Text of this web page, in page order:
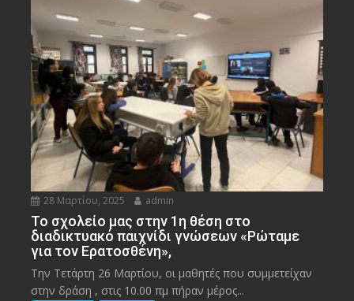
28 Μαρτίου, 2025 admin
To σχολείο μας στην 1η θέση στο
διαδικτυακό παιχνίδι γνώσεων «Ρώταμε
για τον Ερατοσθένη»,
Την Τετάρτη 26 Μαρτίου, οι μαθητές που συμμετείχαν
στην δράση , στις 10.00 πμ πήραν μέρος...